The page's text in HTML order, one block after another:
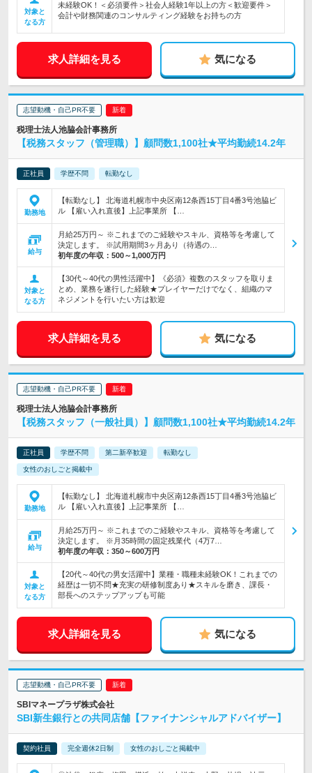
対象と
なる方
未経験OK！＜必須要件＞社会人経験1年以上の方＜歓迎要件＞
会計や財務関連のコンサルティング経験をお持ちの方
求人詳細を見る 気になる
志望動機・自己PR不要
税理士法人池脇会計事務所
【税務スタッフ（管理職）】顧問数1,100社★平均勤続14.2年
正社員 学歴不問 転勤なし
勤務地
【転勤なし】 北海道札幌市中央区南12条西15丁目4番3号池脇ビ
ル 【雇い入れ直後】上記事業所 【…
給与
月給25万円～ ※これまでのご経験やスキル、資格等を考慮して
決定します。 ※試用期間3ヶ月あり（待遇の…
初年度の年収： 500～1,000万円
対象と
なる方
【30代～40代の男性活躍中】《必須》複数のスタッフを取りま
とめ、業務を遂行した経験★プレイヤーだけでなく、組織のマ
ネジメントを行いたい方は歓迎
求人詳細を見る 気になる
志望動機・自己PR不要
税理士法人池脇会計事務所
【税務スタッフ（一般社員）】顧問数1,100社★平均勤続14.2年
正社員 学歴不問 第二新卒歓迎 転勤なし
女性のおしごと掲載中
勤務地
【転勤なし】 北海道札幌市中央区南12条西15丁目4番3号池脇ビ
ル 【雇い入れ直後】上記事業所 【…
給与
月給25万円～ ※これまでのご経験やスキル、資格等を考慮して
決定します。 ※月35時間の固定残業代（4万7…
初年度の年収： 350～600万円
対象と
なる方
【20代～40代の男女活躍中】業種・職種未経験OK！これまでの
経歴は一切不問★充実の研修制度あり★スキルを磨き、課長・
部長へのステップアップも可能
求人詳細を見る 気になる
志望動機・自己PR不要
SBIマネープラザ株式会社
SBI新生銀行との共同店舗【ファイナンシャルアドバイザー】
契約社員 完全週休2日制 女性のおしごと掲載中